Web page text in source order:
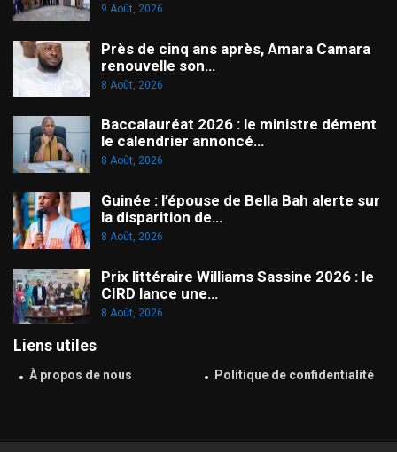
9 Août, 2026
Près de cinq ans après, Amara Camara
renouvelle son…
8 Août, 2026
Baccalauréat 2026 : le ministre dément
le calendrier annoncé…
8 Août, 2026
Guinée : l’épouse de Bella Bah alerte sur
la disparition de…
8 Août, 2026
Prix littéraire Williams Sassine 2026 : le
CIRD lance une…
8 Août, 2026
Liens utiles
À propos de nous Politique de confidentialité